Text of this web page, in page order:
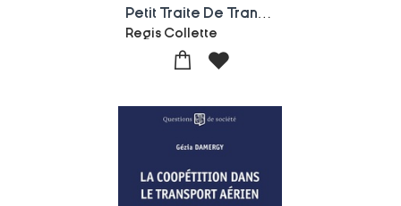
Regis Collette